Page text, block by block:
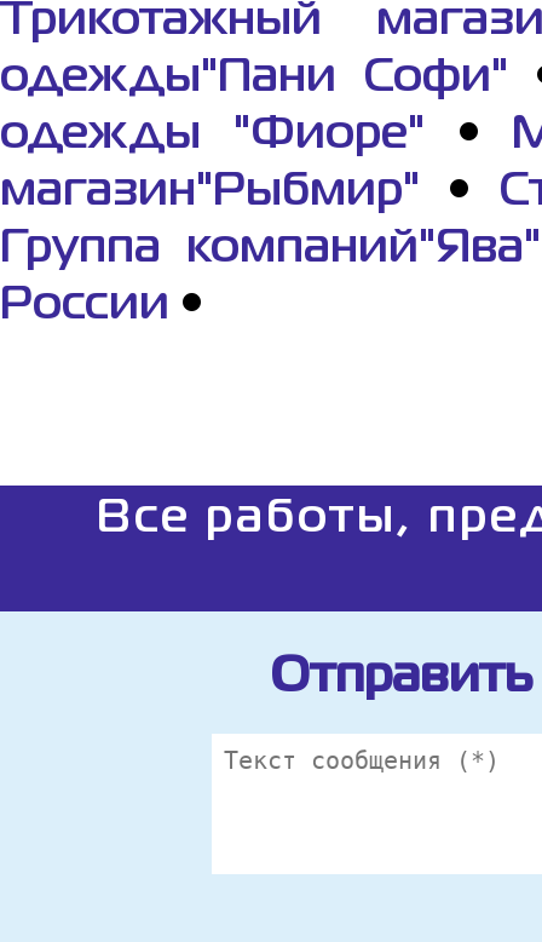
Трикотажный
одежды"Пани Софи"
одежды "Фиоре" •
магазин"Рыбмир" •
Группа компаний"Ява"
России •
Все работы,
Отправить